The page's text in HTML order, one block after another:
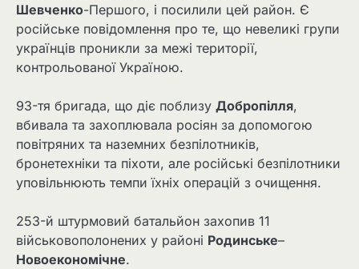
Шевченко-Першого, і посилили цей район. Є
російське повідомлення про те, що невеликі групи
українців проникли за межі території,
контрольованої Україною.
93-тя бригада, що діє поблизу Добропілля,
вбивала та захоплювала росіян за допомогою
повітряних та наземних безпілотників,
бронетехніки та піхоти, але російські безпілотники
уповільнюють темпи їхніх операцій з очищення.
253-й штурмовий батальйон захопив 11
військовополонених у районі Родинське–
Новоекономічне.